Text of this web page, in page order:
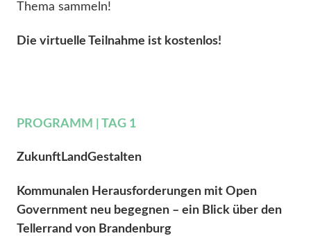
Thema sammeln!
Die virtuelle Teilnahme ist kostenlos!
PROGRAMM | TAG 1
ZukunftLandGestalten
Kommunalen Herausforderungen mit Open
Government neu begegnen – ein Blick über den
Tellerrand von Brandenburg